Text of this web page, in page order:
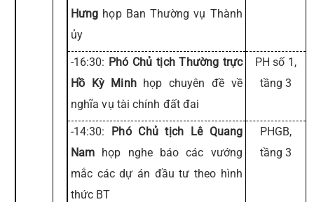
Hưng họp Ban Thường vụ Thành
ủy
-16:30: Phó Chủ tịch Thường trực
Hồ Kỳ Minhhọp chuyên đề về
nghĩa vụ tài chính đất đai
PH số 1,
tầng 3
-14:30: Phó Chủ tịch Lê Quang
Nam họp nghe báo các vướng
mắc các dự án đầu tư theo hình
thức BT
PHGB,
tầng 3